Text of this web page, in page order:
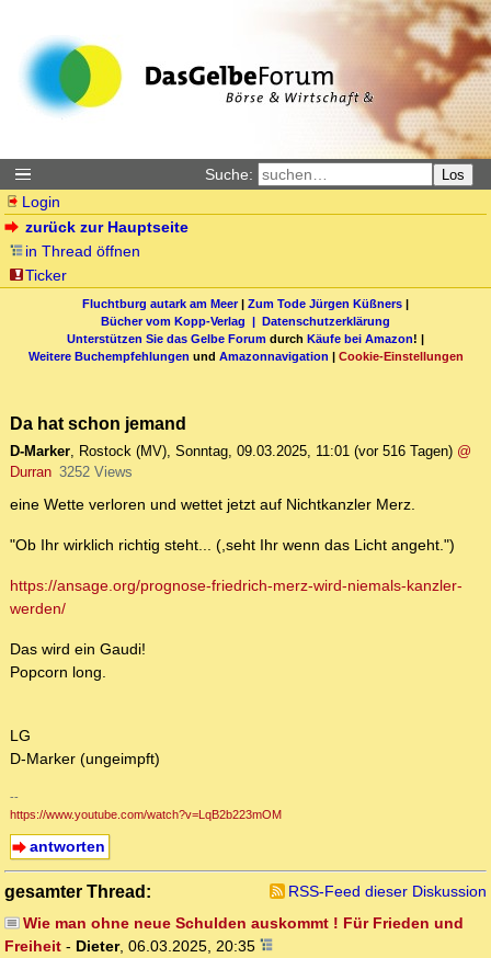
Suche: Los
Login
zurück zur Hauptseite
in Thread öffnen
Ticker
Fluchtburg autark am Meer| Zum Tode Jürgen Küßners |
Bücher vom Kopp-Verlag | Datenschutzerklärung
Unterstützen Sie das Gelbe Forum durch Käufe bei Amazon! |
Weitere Buchempfehlungen und Amazonnavigation | Cookie-Einstellungen
Da hat schon jemand
D-Marker, Rostock (MV), Sonntag, 09.03.2025, 11:01 (vor 516 Tagen) @
Durran 3252 Views
eine Wette verloren und wettet jetzt auf Nichtkanzler Merz.
"Ob Ihr wirklich richtig steht... (,seht Ihr wenn das Licht angeht.")
https://ansage.org/prognose-friedrich-merz-wird-niemals-kanzler-
werden/
Das wird ein Gaudi!
Popcorn long.
LG
D-Marker (ungeimpft)
--
https://www.youtube.com/watch?v=LqB2b223mOM
antworten
gesamter Thread:
RSS-Feed dieser Diskussion
Wie man ohne neue Schulden auskommt ! Für Frieden und
Freiheit - Dieter, 06.03.2025, 20:35